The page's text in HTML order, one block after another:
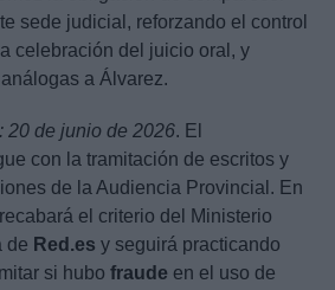
sede judicial, reforzando el control
celebración del juicio oral, y
a Álvarez.
20 de junio de 2026. El
con la tramitación de escritos y
de la Audiencia Provincial. En
el criterio del Ministerio
de Red.es y seguirá practicando
si hubo fraude en el uso de